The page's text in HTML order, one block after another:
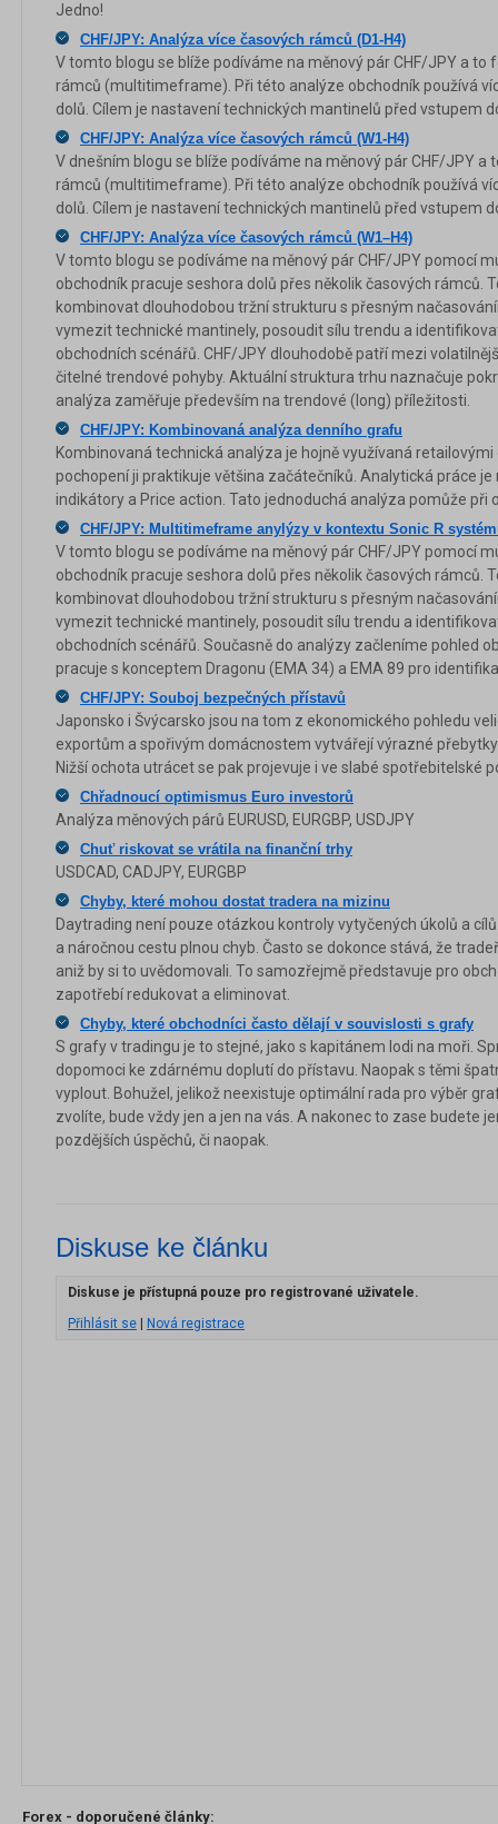
Jedno!
CHF/JPY: Analýza více časových rámců (D1-H4)
V tomto blogu se blíže podíváme na měnový pár CHF/JPY a to
rámců (multitimeframe). Při této analýze obchodník používá
dolů. Cílem je nastavení technických mantinelů před vstupem
CHF/JPY: Analýza více časových rámců (W1-H4)
V dnešním blogu se blíže podíváme na měnový pár CHF/JPY
rámců (multitimeframe). Při této analýze obchodník používá
dolů. Cílem je nastavení technických mantinelů před vstupem
CHF/JPY: Analýza více časových rámců (W1–H4)
V tomto blogu se podíváme na měnový pár CHF/JPY pomocí
obchodník pracuje seshora dolů přes několik časových rámců.
kombinovat dlouhodobou tržní strukturu s přesným
vymezit technické mantinely, posoudit sílu trendu a
obchodních scénářů. CHF/JPY dlouhodobě patří mezi
čitelné trendové pohyby. Aktuální struktura trhu naznačuje
analýza zaměřuje především na trendové (long) příležitosti.
CHF/JPY: Kombinovaná analýza denního grafu
Kombinovaná technická analýza je hojně využívaná
pochopení ji praktikuje většina začátečníků. Analytická práce
indikátory a Price action. Tato jednoduchá analýza pomůže při
CHF/JPY: Multitimeframe anylýzy v kontextu Sonic R
V tomto blogu se podíváme na měnový pár CHF/JPY pomocí
obchodník pracuje seshora dolů přes několik časových rámců.
kombinovat dlouhodobou tržní strukturu s přesným
vymezit technické mantinely, posoudit sílu trendu a
obchodních scénářů. Současně do analýzy začleníme pohled
pracuje s konceptem Dragonu (EMA 34) a EMA 89 pro
CHF/JPY: Souboj bezpečných přístavů
Japonsko i Švýcarsko jsou na tom z ekonomického pohledu
exportům a spořivým domácnostem vytvářejí výrazné
Nižší ochota utrácet se pak projevuje i ve slabé spotřebitelské
Chřadnoucí optimismus Euro investorů
Analýza měnových párů EURUSD, EURGBP, USDJPY
Chuť riskovat se vrátila na finanční trhy
USDCAD, CADJPY, EURGBP
Chyby, které mohou dostat tradera na mizinu
Daytrading není pouze otázkou kontroly vytyčených úkolů a
a náročnou cestu plnou chyb. Často se dokonce stává, že
aniž by si to uvědomovali. To samozřejmě představuje pro
zapotřebí redukovat a eliminovat.
Chyby, které obchodníci často dělají v souvislosti s grafy
S grafy v tradingu je to stejné, jako s kapitánem lodi na moři.
dopomoci ke zdárnému doplutí do přístavu. Naopak s těmi
vyplout. Bohužel, jelikož neexistuje optimální rada pro výběr
zvolíte, bude vždy jen a jen na vás. A nakonec to zase budete
pozdějších úspěchů, či naopak.
Diskuse ke článku
Diskuse je přístupná pouze pro registrované uživatele.
Přihlásit se
Nová registrace
Forex - doporučené články: